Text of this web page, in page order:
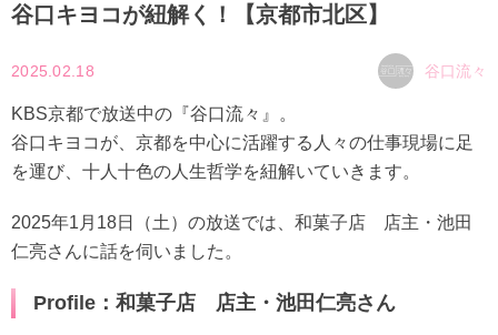
谷口キヨコが紐解く！【京都市北区】
2025.02.18 谷口流々
KBS京都で放送中の『谷口流々』。
谷口キヨコが、京都を中心に活躍する人々の仕事現場に足
を運び、十人十色の人生哲学を紐解いていきます。
2025年1月18日（土）の放送では、和菓子店 店主・池田
仁亮さんに話を伺いました。
Profile：和菓子店 店主・池田仁亮さん